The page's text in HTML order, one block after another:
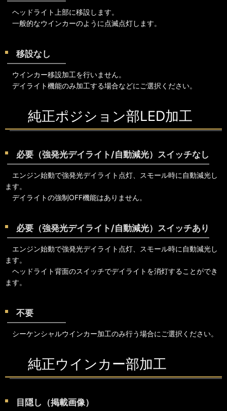
ヘッドライト上部に移設します。
一般的なウインカーのように点滅点灯します。
移設なし
ウインカー移設加工を行いません。
デイライト機能のみ加工する場合などにご選択ください。
純正ポジション部LED加工
必要（強発光デイライト/自動減光）スイッチなし
エンジン始動で強発光デイライト点灯、スモール時に自動減光し
ます。
デイライトの強制OFF機能はありません。
必要（強発光デイライト/自動減光）スイッチあり
エンジン始動で強発光デイライト点灯、スモール時に自動減光し
ます。
ヘッドライト背面のスイッチでデイライトを消灯することができ
ます。
不要
シーケンシャルウインカー加工のみ行う場合にご選択ください。
純正ウインカー部加工
目隠し（掲載画像）